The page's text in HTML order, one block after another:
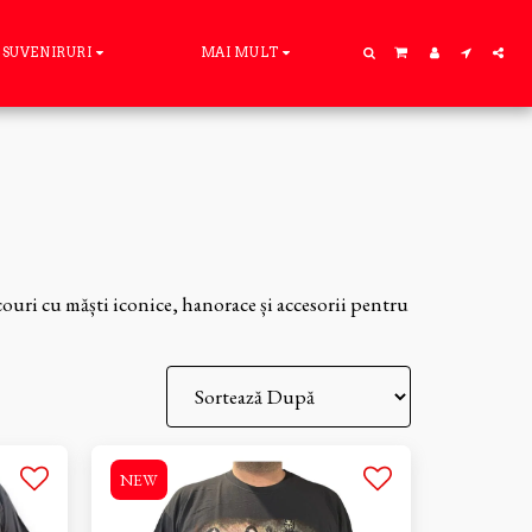
SUVENIRURI MAI MULT
cu măști iconice, hanorace și accesorii pentru
NEW